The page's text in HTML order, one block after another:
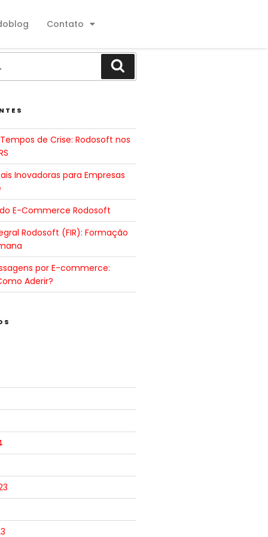
Contato
de Crise: Rodosoft nos
Inovadoras para Empresas
E-Commerce Rodosoft
Rodosoft (FIR): Formação
por E-commerce:
Aderir?